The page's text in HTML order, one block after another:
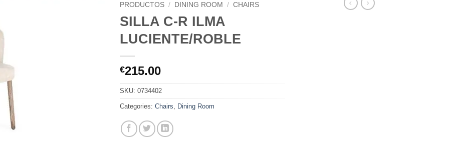
PRODUCTOS / DINING ROOM / CHAIRS
SILLA C-R ILMA
LUCIENTE/ROBLE
€215.00
SKU: 0734402
Categories: Chairs Dining Room